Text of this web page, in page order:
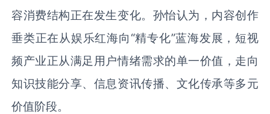
容消费结构正在发生变化。孙怡认为，内容创作
垂类正在从娱乐红海向“精专化”蓝海发展，短视
频产业正从满足用户情绪需求的单一价值，走向
知识技能分享、信息资讯传播、文化传承等多元
价值阶段。